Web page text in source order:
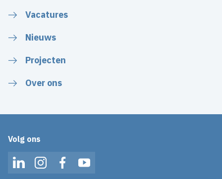
Vacatures
Nieuws
Projecten
Over ons
Volg ons
LinkedInInstagramFacebookYouTube